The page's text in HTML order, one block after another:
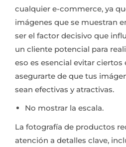
cualquier e-commerce, ya
imágenes que se muestran
ser el factor decisivo que
un cliente potencial para
eso es esencial evitar
asegurarte de que tus
sean efectivas y atractivas.
No mostrar la escala.
La fotografía de productos
atención a detalles clave,